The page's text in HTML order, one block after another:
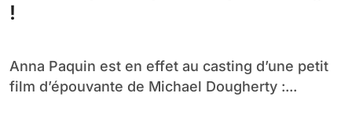
!
Anna Paquin est en effet au casting d’une petit
film d’épouvante de Michael Dougherty :...